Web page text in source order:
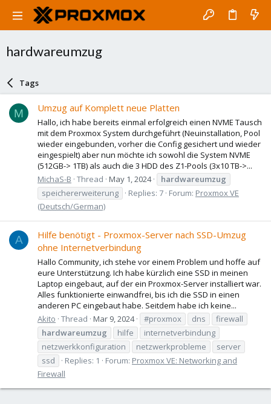
hardwareumzug
Tags
M Umzug auf Komplett neue Platten
Hallo, ich habe bereits einmal erfolgreich einen NVME Tausch
mit dem Proxmox System durchgeführt (Neuinstallation, Pool
wieder eingebunden, vorher die Config gesichert und wieder
eingespielt) aber nun möchte ich sowohl die System NVME
(512GB-> 1TB) als auch die 3 HDD des Z1-Pools (3x10 TB->...
MichaS-B Thread May 1, 2024
hardwareumzug
speichererweiterung
Replies: 7 Forum: Proxmox VE
(Deutsch/German)
A
Hilfe benötigt - Proxmox-Server nach SSD-Umzug
ohne Internetverbindung
Hallo Community, ich stehe vor einem Problem und hoffe auf
eure Unterstützung. Ich habe kürzlich eine SSD in meinen
Laptop eingebaut, auf der ein Proxmox-Server installiert war.
Alles funktionierte einwandfrei, bis ich die SSD in einen
anderen PC eingebaut habe. Seitdem habe ich keine...
Akito Thread Mar 9, 2024 #proxmox dns
firewall
hardwareumzug
hilfe
internetverbindung
netzwerkkonfiguration
netzwerkprobleme
server
ssd
Replies: 1 Forum: Proxmox VE: Networking and
Firewall